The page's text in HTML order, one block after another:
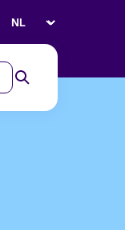
Selecteer taal